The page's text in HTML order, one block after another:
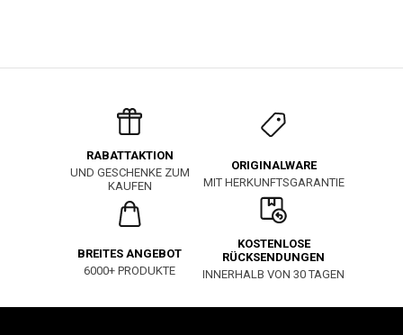
RABATTAKTION
UND GESCHENKE ZUM
KAUFEN
ORIGINALWARE
MIT HERKUNFTSGARANTIE
BREITES ANGEBOT
6000+ PRODUKTE
KOSTENLOSE
RÜCKSENDUNGEN
INNERHALB VON 30 TAGEN